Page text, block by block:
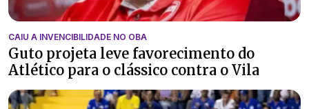
CAIU A INVENCIBILIDADE NO OBA
Guto projeta leve favorecimento do
Atlético para o clássico contra o Vila